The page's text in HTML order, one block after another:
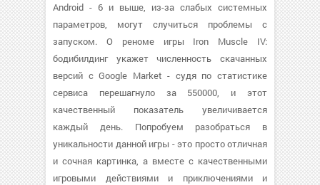
Android - 6 и выше, из-за слабых системных
параметров, могут случиться проблемы с
запуском. О реноме игры Iron Muscle IV:
бодибилдинг укажет численность скачанных
версий с Google Market - судя по статистике
сервиса перешагнуло за 550000, и этот
качественный показатель увеличивается
каждый день. Попробуем разобраться в
уникальности данной игры - это просто отличная
и сочная картинка, а вместе с качественными
игровыми действиями и приключениями и